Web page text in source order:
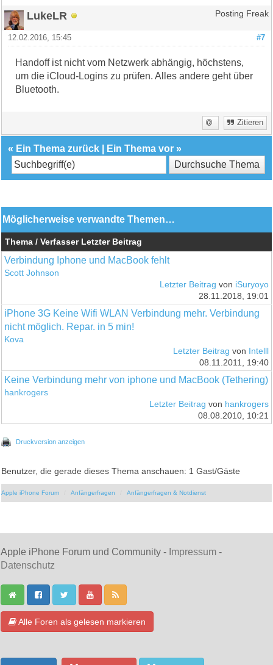
LukeLR Posting Freak
#7
12.02.2016, 15:45
Handoff ist nicht vom Netzwerk abhängig, höchstens,
um die iCloud-Logins zu prüfen. Alles andere geht über
Bluetooth.
Zitieren
« Ein Thema zurück Ein Thema vor »
Möglicherweise verwandte Themen…
Thema / Verfasser Letzter Beitrag
Verbindung Iphone und MacBook fehlt
Scott Johnson
Letzter Beitrag von iSuryoyo
28.11.2018, 19:01
iPhone 3G Keine Wifi WLAN Verbindung mehr. Verbindung
nicht möglich. Repar. in 5 min!
Kova
Letzter Beitrag von Intelll
08.11.2011, 19:40
Keine Verbindung mehr von iphone und MacBook (Tethering)
hankrogers
Letzter Beitrag von hankrogers
08.08.2010, 10:21
Druckversion anzeigen
Benutzer, die gerade dieses Thema anschauen: 1 Gast/Gäste
Apple iPhone Forum Anfängerfragen Anfängerfragen & Notdienst
Apple iPhone Forum und Community - Impressum -
Datenschutz
Alle Foren als gelesen markieren